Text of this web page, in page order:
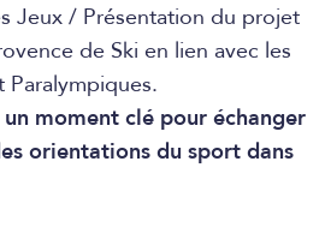
Jeux / Présentation du projet
de Ski en lien avec les
moment clé pour échanger
orientations du sport dans